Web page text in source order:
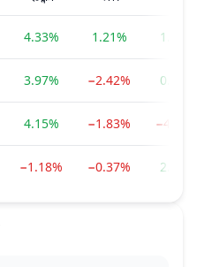
4.33% 1.21% 1.65%
3.97% −2.42% 0.07%
4.15% −1.83%
−1.18% −0.37% 2.53%